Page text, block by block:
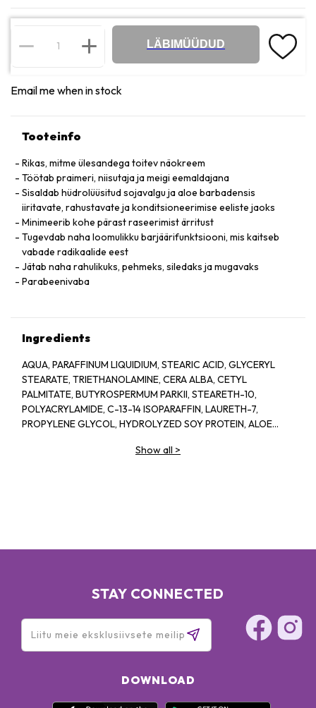
LÄBIMÜÜDUD
Email me when in stock
Tooteinfo
Rikas, mitme ülesandega toitev näokreem
Töötab praimeri, niisutaja ja meigi eemaldajana
Sisaldab hüdrolüüsitud sojavalgu ja aloe barbadensis
iiritavate, rahustavate ja konditsioneerimise eeliste jaoks
Minimeerib kohe pärast raseerimist ärritust
Tugevdab naha loomulikku barjäärifunktsiooni, mis kaitseb
vabade radikaalide eest
Jätab naha rahulikuks, pehmeks, siledaks ja mugavaks
Parabeenivaba
Ingredients
AQUA, PARAFFINUM LIQUIDIUM, STEARIC ACID, GLYCERYL
STEARATE, TRIETHANOLAMINE, CERA ALBA, CETYL
PALMITATE, BUTYROSPERMUM PARKII, STEARETH-10,
POLYACRYLAMIDE, C-13-14 ISOPARAFFIN, LAURETH-7,
PROPYLENE GLYCOL, HYDROLYZED SOY PROTEIN, ALOE
Show all >
STAY CONNECTED
DOWNLOAD